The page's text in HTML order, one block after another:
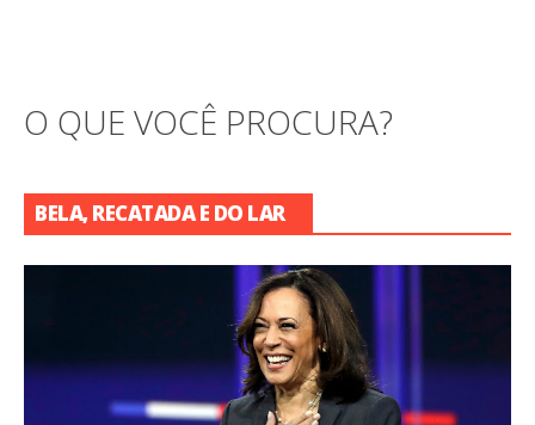
O QUE VOCÊ PROCURA?
BELA, RECATADA E DO LAR